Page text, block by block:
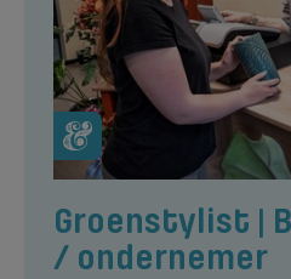
Groenstylist |
/ ondernemer